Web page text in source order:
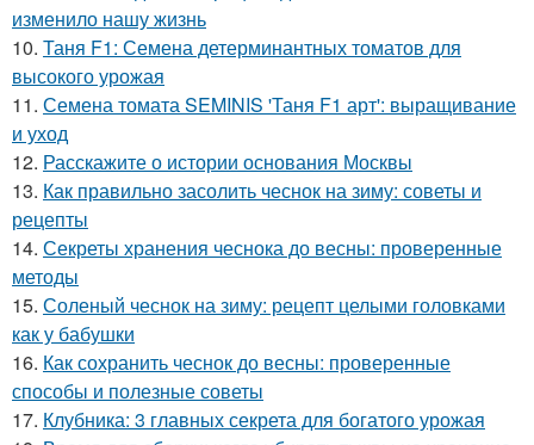
изменило нашу жизнь
10. Таня F1: Семена детерминантных томатов для
высокого урожая
11. Семена томата SEMINIS 'Таня F1 арт': выращивание
и уход
12. Расскажите о истории основания Москвы
13. Как правильно засолить чеснок на зиму: советы и
рецепты
14. Секреты хранения чеснока до весны: проверенные
методы
15. Соленый чеснок на зиму: рецепт целыми головками
как у бабушки
16. Как сохранить чеснок до весны: проверенные
способы и полезные советы
17. Клубника: 3 главных секрета для богатого урожая